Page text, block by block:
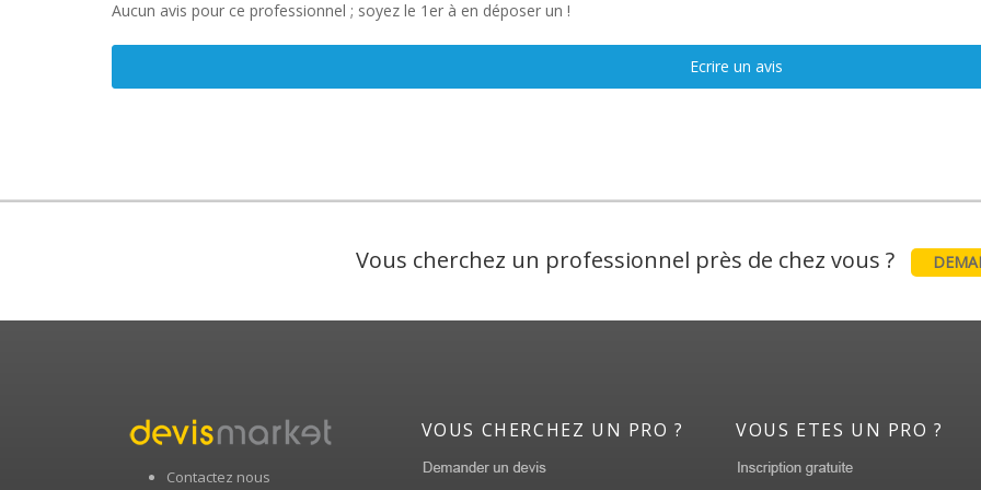
Aucun avis pour ce professionnel ; soyez le 1er à en déposer un !
Ecrire un avis
Vous cherchez un professionnel près de chez vous ?
Contactez nous
VOUS CHERCHEZ UN PRO ? VOUS ETES UN PRO ?